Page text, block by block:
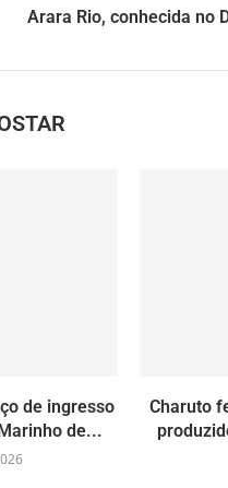
Arara Rio, conhecida no
de ingresso
de...
Charuto